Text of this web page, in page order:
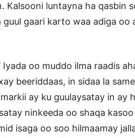
Kalsooni luntayna ha qasbin
guul gaari karto waa adiga
Iyada oo muddo ilma raadis
beeriddaas, in sidaa la
ay ku guulaysatay in ay
ninkeeda oo shaqa
isaga oo soo hilmaamay